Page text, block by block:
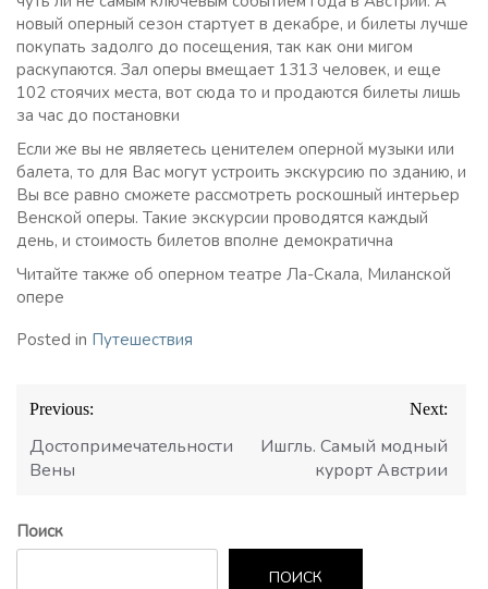
новый оперный сезон стартует в декабре, и билеты лучше
покупать задолго до посещения, так как они мигом
раскупаются. Зал оперы вмещает 1313 человек, и еще
102 стоячих места, вот сюда то и продаются билеты лишь
за час до постановки
Если же вы не являетесь ценителем оперной музыки или
балета, то для Вас могут устроить экскурсию по зданию, и
Вы все равно сможете рассмотреть роскошный интерьер
Венской оперы. Такие экскурсии проводятся каждый
день, и стоимость билетов вполне демократична
Читайте также об оперном театре Ла-Скала, Миланской
опере
Posted in Путешествия
Навигация
по
записям
Previous:
Достопримечательности
Вены
Next:
Ишгль. Самый модный
курорт Австрии
Поиск
ПОИСК